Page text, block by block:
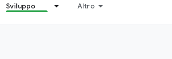
Sviluppo Altro